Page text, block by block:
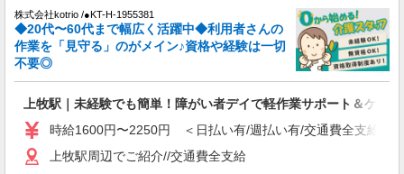
キープ 詳細を見る
派遣社員
株式会社kotrio /●KT-H-1990418
≫≪週3日OK≫
時給1600円〜2250円 ＜日払い有/週払い有/交
通費全支給(ガソリン代含む)＞
株式会社kotrio /●KT-H-1955381
◆20代〜60代まで幅広く活躍中◆利用者さんの
作業を「見守る」のがメイン♪資格や経験は一切
不要◎
上牧駅｜未経験でも簡単！障がい者デイで軽作業サポート＆ケア
時給1600円〜2250円 ＜日払い有/週払い有/交通費全支給(ガ
上牧駅周辺でご紹介//交通費全支給